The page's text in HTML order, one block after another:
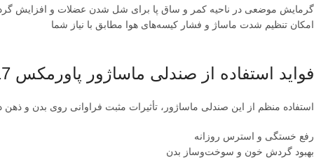
گرمایش موضعی در ناحیه کمر و ساق پا برای شل شدن عضلات و افزایش
امکان تنظیم شدت ماساژ و فشار کیسه‌های هوا مطابق با نیاز شما
فواید استفاده از صندلی ماساژور پاورمکس Power Max 8717
استفاده منظم از این صندلی ماساژور، تأثیرات مثبت فراوانی روی بدن و ذهن
رفع خستگی و استرس روزانه
بهبود گردش خون و سوخت‌وساز بدن